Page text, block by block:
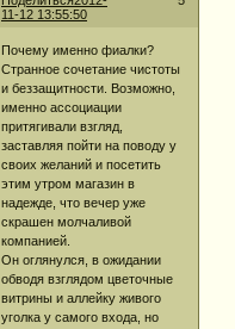
11-12 13:55:50
Почему именно фиалки?
Странное сочетание чистоты
и беззащитности. Возможно,
именно ассоциации
притягивали взгляд,
заставляя пойти на поводу у
своих желаний и посетить
этим утром магазин в
надежде, что вечер уже
скрашен молчаливой
компанией.
Он оглянулся, в ожидании
обводя взглядом цветочные
витрины и аллейку живого
уголка у самого входа, но